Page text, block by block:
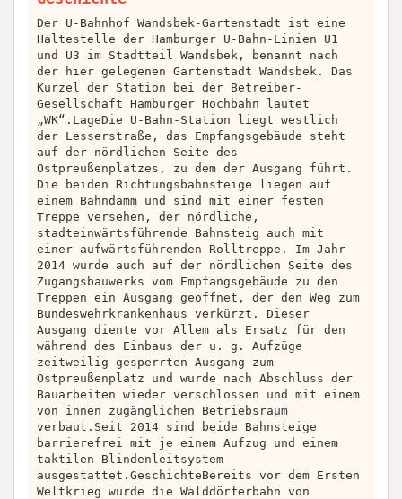
Der U-Bahnhof Wandsbek-Gartenstadt ist eine
Haltestelle der Hamburger U-Bahn-Linien U1
und U3 im Stadtteil Wandsbek, benannt nach
der hier gelegenen Gartenstadt Wandsbek. Das
Kürzel der Station bei der Betreiber-
Gesellschaft Hamburger Hochbahn lautet
„WK“.LageDie U-Bahn-Station liegt westlich
der Lesserstraße, das Empfangsgebäude steht
auf der nördlichen Seite des
Ostpreußenplatzes, zu dem der Ausgang führt.
Die beiden Richtungsbahnsteige liegen auf
einem Bahndamm und sind mit einer festen
Treppe versehen, der nördliche,
stadteinwärtsführende Bahnsteig auch mit
einer aufwärtsführenden Rolltreppe. Im Jahr
2014 wurde auch auf der nördlichen Seite des
Zugangsbauwerks vom Empfangsgebäude zu den
Treppen ein Ausgang geöffnet, der den Weg zum
Bundeswehrkrankenhaus verkürzt. Dieser
Ausgang diente vor Allem als Ersatz für den
während des Einbaus der u. g. Aufzüge
zeitweilig gesperrten Ausgang zum
Ostpreußenplatz und wurde nach Abschluss der
Bauarbeiten wieder verschlossen und mit einem
von innen zugänglichen Betriebsraum
verbaut.Seit 2014 sind beide Bahnsteige
barrierefrei mit je einem Aufzug und einem
taktilen Blindenleitsystem
ausgestattet.GeschichteBereits vor dem Ersten
Weltkrieg wurde die Walddörferbahn von